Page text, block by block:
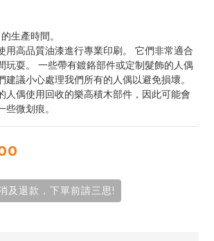
生產時間。
用高品質油漆進行專業印刷。 它們非常適合
玩耍。 一些帶有鍍鉻部件或定制髮飾的人偶
建議小心處理我們所有的人偶以避免損壞。
人偶使用回收的樂高積木部件，因此可能會
微划痕。
及退款，下單前請三思!